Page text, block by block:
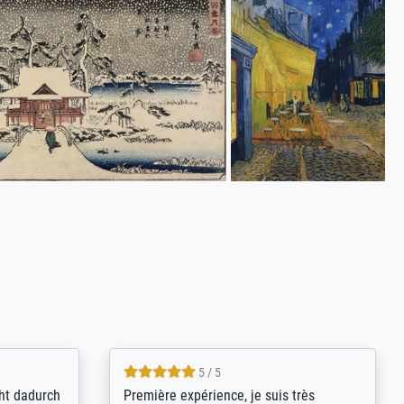
sich
4.8 / 5
Qualité absolument irréprochable.